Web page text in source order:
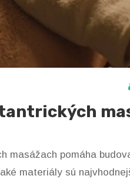
masážach pomáha
materiály sú